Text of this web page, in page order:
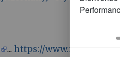
... https://